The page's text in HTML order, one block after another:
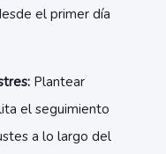
el primer día
Plantear
el seguimiento
a lo largo del